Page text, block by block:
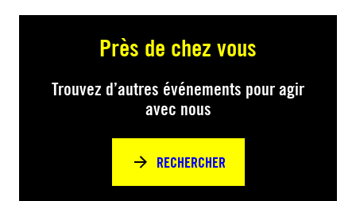
Près de chez vous
Trouvez d’autres événements pour agir
avec nous
RECHERCHER